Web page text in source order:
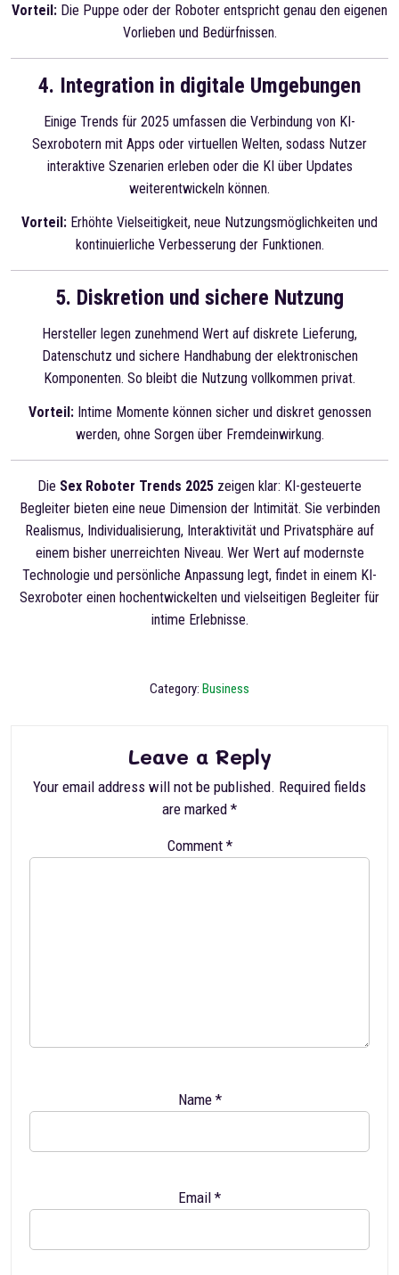
Vorteil: Die Puppe oder der Roboter entspricht genau den eigenen
Vorlieben und Bedürfnissen.
4. Integration in digitale Umgebungen
Einige Trends für 2025 umfassen die Verbindung von KI-
Sexrobotern mit Apps oder virtuellen Welten, sodass Nutzer
interaktive Szenarien erleben oder die KI über Updates
weiterentwickeln können.
Vorteil: Erhöhte Vielseitigkeit, neue Nutzungsmöglichkeiten und
kontinuierliche Verbesserung der Funktionen.
5. Diskretion und sichere Nutzung
Hersteller legen zunehmend Wert auf diskrete Lieferung,
Datenschutz und sichere Handhabung der elektronischen
Komponenten. So bleibt die Nutzung vollkommen privat.
Vorteil:Intime Momente können sicher und diskret genossen
werden, ohne Sorgen über Fremdeinwirkung.
Die Sex Roboter Trends 2025 zeigen klar: KI-gesteuerte
Begleiter bieten eine neue Dimension der Intimität. Sie verbinden
Realismus, Individualisierung, Interaktivität und Privatsphäre auf
einem bisher unerreichten Niveau. Wer Wert auf modernste
Technologie und persönliche Anpassung legt, findet in einem KI-
Sexroboter einen hochentwickelten und vielseitigen Begleiter für
intime Erlebnisse.
Category: Business
Leave a Reply
Your email address will not be published. Required fields
are marked *
Comment *
Name *
Email *